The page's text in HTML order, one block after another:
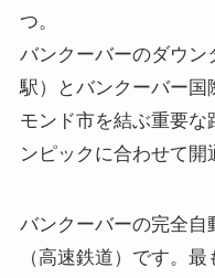
つ。
バンクーバーのダウン
駅）とバンクーバー国
モンド市を結ぶ重要な
ンピックに合わせて開
バンクーバーの完全自
（高速鉄道）です。